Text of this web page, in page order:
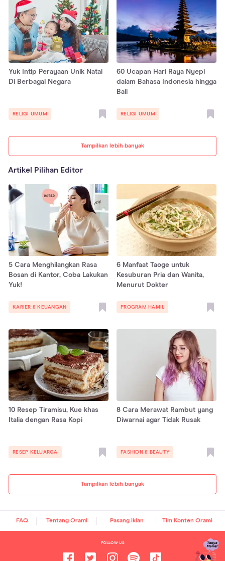
Tampilkan lebih banyak
Yuk Intip Perayaan Unik Natal
Di Berbagai Negara
RELIGI UMUM
60 Ucapan Hari Raya Nyepi
dalam Bahasa Indonesia hingga
Bali
RELIGI UMUM
Artikel Pilihan Editor
Tampilkan lebih banyak
5 Cara Menghilangkan Rasa
Bosan di Kantor, Coba Lakukan
Yuk!
KARIER & KEUANGAN
6 Manfaat Taoge untuk
Kesuburan Pria dan Wanita,
Menurut Dokter
PROGRAM HAMIL
10 Resep Tiramisu, Kue khas
Italia dengan Rasa Kopi
RESEP KELUARGA
8 Cara Merawat Rambut yang
Diwarnai agar Tidak Rusak
FASHION & BEAUTY
FAQ Tentang Orami Pasang iklan Tim Konten Orami
FOLLOW US